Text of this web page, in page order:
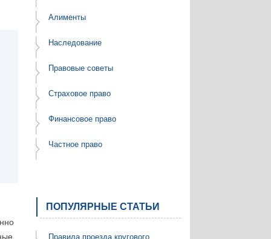
Алименты
Наследование
Правовые советы
Страховое право
Финансовое право
Частное право
ПОПУЛЯРНЫЕ СТАТЬИ
Правила проезда кругового